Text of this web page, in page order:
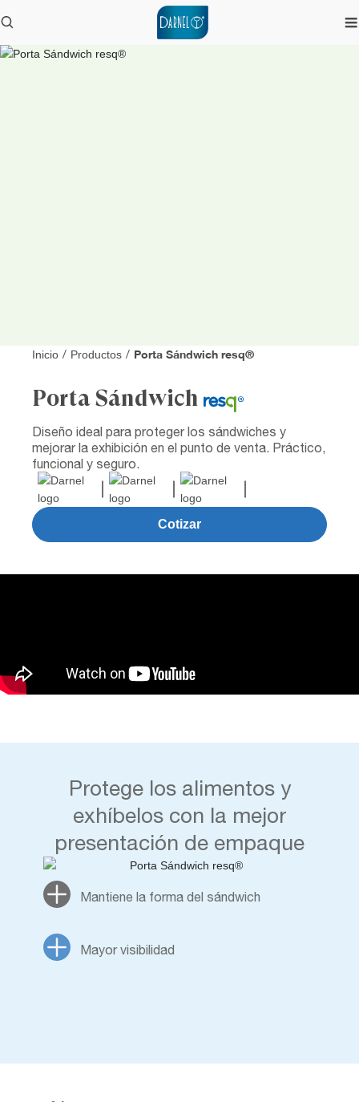
Inicio / Productos / Porta Sándwich resq®
Porta Sándwich
Diseño ideal para proteger los sándwiches y
mejorar la exhibición en el punto de venta. Práctico,
funcional y seguro.
Cotizar
Protege los alimentos y
exhíbelos con la mejor
presentación de empaque
Mantiene la forma del sándwich
Mayor visibilidad